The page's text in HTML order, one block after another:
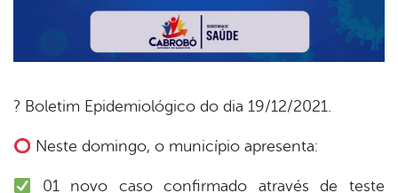
? Boletim Epidemiológico do dia 19/12/2021.
Neste domingo, o município apresenta:
01 novo caso confirmado através de teste